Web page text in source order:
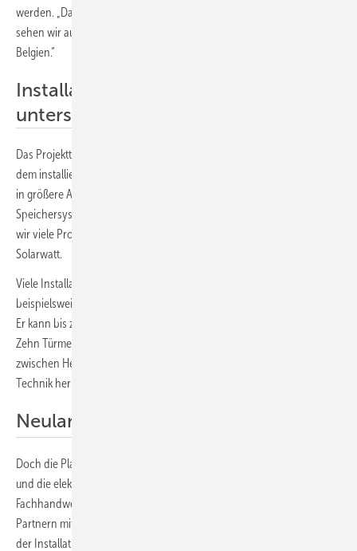
werden. „Das gilt nicht nur für Deutschland“, meint Bachmann. „Das
sehen wir auch in Großbritannien, in den Niederlanden und in
Belgien.“
Installateure bei Projekten
unterstützen
Das Projektteam unterstützt die Partnerbetriebe von Solarwatt aus
dem installierenden Handwerk, die mit dem neuen System den Schritt
in größere Anlagen wagen. Einige Installateure haben das
Speichersystem bereits bei ihren Kunden eingebaut. „Derzeit haben
wir viele Projekte in der Pipeline“, bestätigt Martin Grothkopp von
Solarwatt.
Viele Installateure sind keine Neulinge im Speichergeschäft, kennen
beispielsweise schon den Heimspeicher Battery Vision von Solarwatt.
Er kann bis zu 18,2 Kilowattstunden pro Speicherturm aufnehmen.
Zehn Türme sind kaskadierbar, macht also 182 Kilowatt. Die Grenze
zwischen Heimspeicher und Gewerbespeicher sind – von der
Technik her – fließend.
Neuland für viele Fachpartner
Doch die Planung der Gewerbespeicher, ihre vielfältigen Funktionen
und die elektrische Einbindung ins Unternehmen sind für viele
Fachhandwerker noch Neuland. „Deshalb helfen wir unseren
Partnern mit Leads von potenziellen Kunden, bei der Planung und bei
der Installation“, sagt Peter Bachmann.